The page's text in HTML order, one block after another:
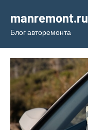
содержимому
manremont.ru
Блог авторемонта